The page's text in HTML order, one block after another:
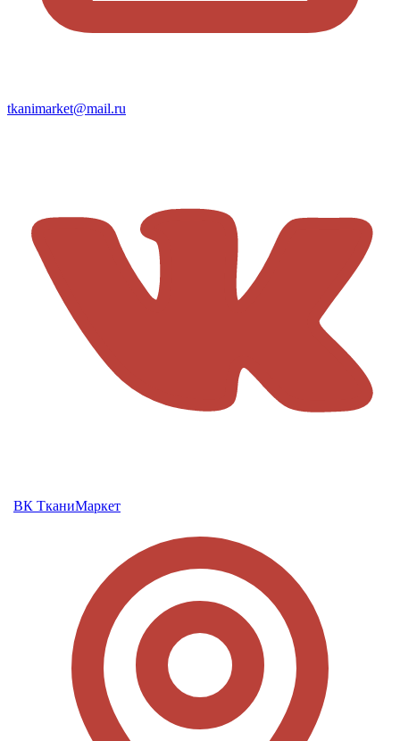
tkanimarket@mail.ru
ВК ТканиМаркет